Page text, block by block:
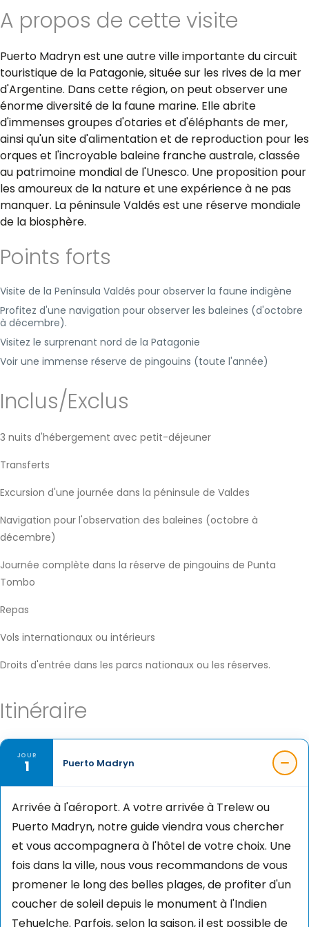
A propos de cette visite
Puerto Madryn est une autre ville importante du circuit
touristique de la Patagonie, située sur les rives de la mer
d'Argentine. Dans cette région, on peut observer une
énorme diversité de la faune marine. Elle abrite
d'immenses groupes d'otaries et d'éléphants de mer,
ainsi qu'un site d'alimentation et de reproduction pour les
orques et l'incroyable baleine franche australe, classée
au patrimoine mondial de l'Unesco. Une proposition pour
les amoureux de la nature et une expérience à ne pas
manquer. La péninsule Valdés est une réserve mondiale
de la biosphère.
Points forts
Visite de la Península Valdés pour observer la faune indigène
Profitez d'une navigation pour observer les baleines (d'octobre
à décembre).
Visitez le surprenant nord de la Patagonie
Voir une immense réserve de pingouins (toute l'année)
Inclus/Exclus
3 nuits d'hébergement avec petit-déjeuner
Transferts
Excursion d'une journée dans la péninsule de Valdes
Navigation pour l'observation des baleines (octobre à
décembre)
Journée complète dans la réserve de pingouins de Punta
Tombo
Repas
Vols internationaux ou intérieurs
Droits d'entrée dans les parcs nationaux ou les réserves.
Itinéraire
JOUR
1 Puerto Madryn
Arrivée à l'aéroport. A votre arrivée à Trelew ou
Puerto Madryn, notre guide viendra vous chercher
et vous accompagnera à l'hôtel de votre choix. Une
fois dans la ville, nous vous recommandons de vous
promener le long des belles plages, de profiter d'un
coucher de soleil depuis le monument à l'Indien
Tehuelche. Parfois, selon la saison, il est possible de